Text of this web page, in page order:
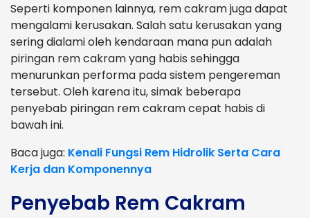
Seperti komponen lainnya, rem cakram juga dapat
mengalami kerusakan. Salah satu kerusakan yang
sering dialami oleh kendaraan mana pun adalah
piringan rem cakram yang habis sehingga
menurunkan performa pada sistem pengereman
tersebut. Oleh karena itu, simak beberapa
penyebab piringan rem cakram cepat habis di
bawah ini.
Baca juga: Kenali Fungsi Rem Hidrolik Serta Cara
Kerja dan Komponennya
Penyebab Rem Cakram